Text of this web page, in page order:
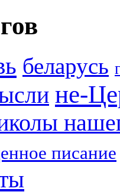
беларусь
не-
писание